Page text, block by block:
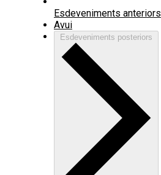
Esdeveniments anteriors
Avui
Esdeveniments posteriors